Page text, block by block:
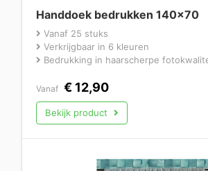
Handdoek bedrukken 140×70
Vanaf 25 stuks
Verkrijgbaar in 6 kleuren
Bedrukking in haarscherpe
Vanaf € 12,90
Bekijk product